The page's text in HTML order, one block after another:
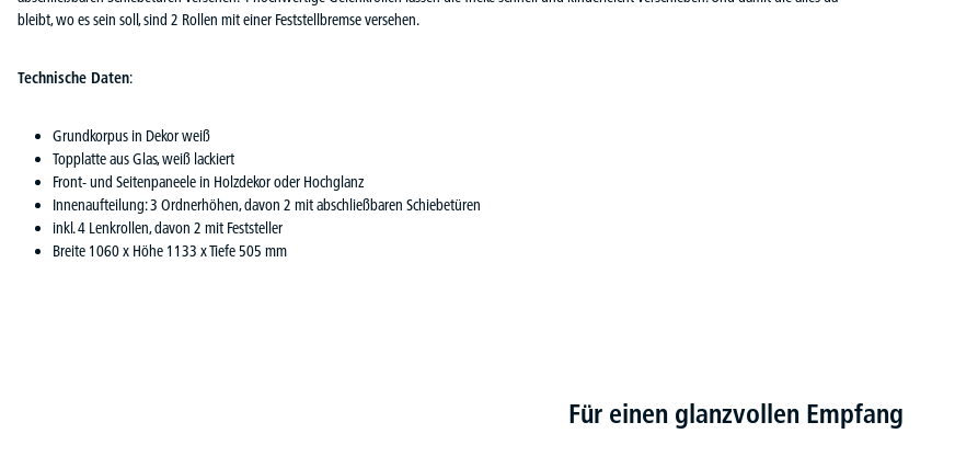
bleibt, wo es sein soll, sind 2 Rollen mit einer Feststellbremse versehen.
Technische Daten:
Grundkorpus in Dekor weiß
Topplatte aus Glas, weiß lackiert
Front- und Seitenpaneele in Holzdekor oder Hochglanz
Innenaufteilung: 3 Ordnerhöhen, davon 2 mit abschließbaren Schiebetüren
inkl. 4 Lenkrollen, davon 2 mit Feststeller
Breite 1060 x Höhe 1133 x Tiefe 505 mm
Für einen glanzvollen Empfang